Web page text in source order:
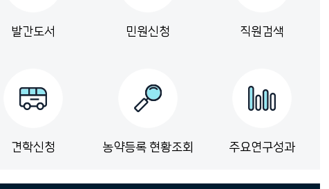
발간도서 민원신청 직원검색
견학신청 농약등록 현황조회 주요연구성과